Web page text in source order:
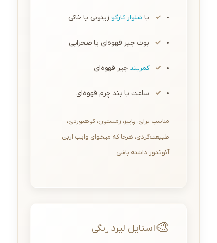
با شلوار کارگو زیتونی یا خاکی
بوت جیر قهوه‌ای یا صحرایی
کمربند جیر قهوه‌ای
ساعت با بند چرم قهوه‌ای
مناسب برای: پاییز، زمستون، کوهنوردی،
طبیعت‌گردی، هرجا که میخوای وایب اربن-
آئوتدور داشته باشی.
🎨استایل لیرد رنگی